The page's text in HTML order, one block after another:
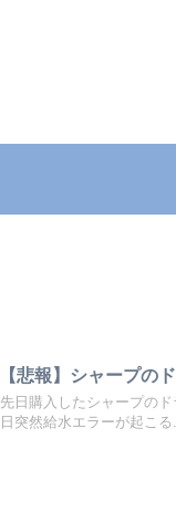
【悲報】シャープの
先日購入したシャープの
日突然給水エラーが起こる